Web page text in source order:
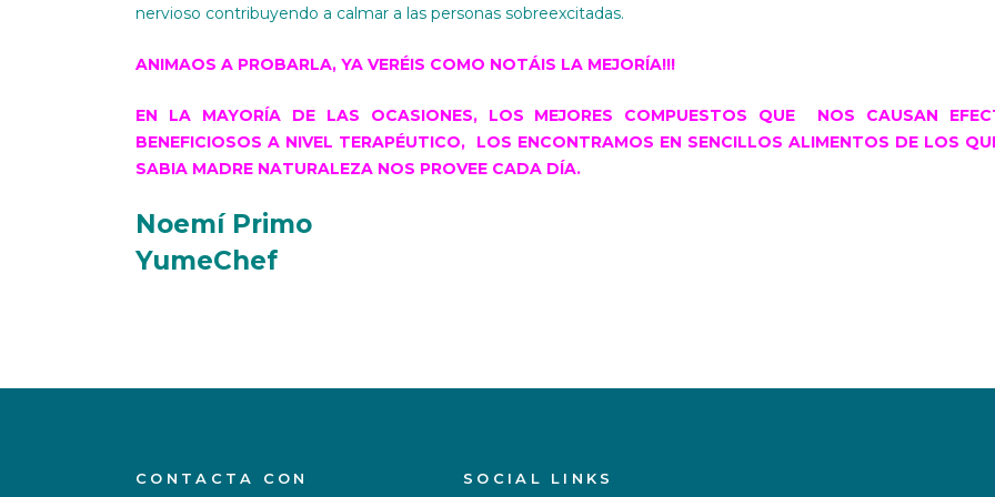
nervioso contribuyendo a calmar a las personas sobreexcitadas.
ANIMAOS A PROBARLA, YA VERÉIS COMO NOTÁIS LA MEJORÍA!!!
EN LA MAYORÍA DE LAS OCASIONES, LOS MEJORES COMPUESTOS QUE NOS CAUSAN
BENEFICIOSOS A NIVEL TERAPÉUTICO, LOS ENCONTRAMOS EN SENCILLOS ALIMENTOS DE LOS
SABIA MADRE NATURALEZA NOS PROVEE CADA DÍA.
Noemí Primo
YumeChef
CONTACTA CON
SOCIAL LINKS